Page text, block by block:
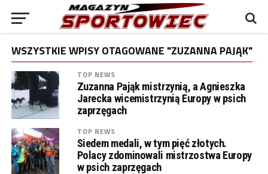
WSZYSTKIE WPISY OTAGOWANE "ZUZANNA PAJĄK"
TOP NEWS
Zuzanna Pająk mistrzynią, a Agnieszka
Jarecka wicemistrzynią Europy w psich
zaprzęgach
TOP NEWS
Siedem medali, w tym pięć złotych.
Polacy zdominowali mistrzostwa Europy
w psich zaprzęgach